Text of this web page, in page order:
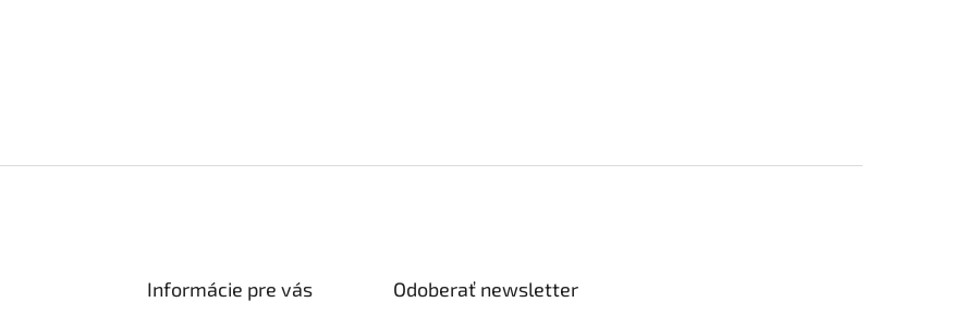
Informácie pre vás Odoberať newsletter